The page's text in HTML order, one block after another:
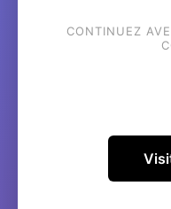
CONTINUEZ